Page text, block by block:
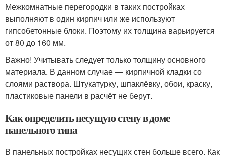
Межкомнатные перегородки в таких постройках
выполняют в один кирпич или же используют
гипсобетонные блоки. Поэтому их толщина варьируется
от 80 до 160 мм.
Важно! Учитывать следует только толщину основного
материала. В данном случае — кирпичной кладки со
слоями раствора. Штукатурку, шпаклёвку, обои, краску,
пластиковые панели в расчёт не берут.
Как определить несущую стену в доме
панельного типа
В панельных постройках несущих стен больше всего. Как